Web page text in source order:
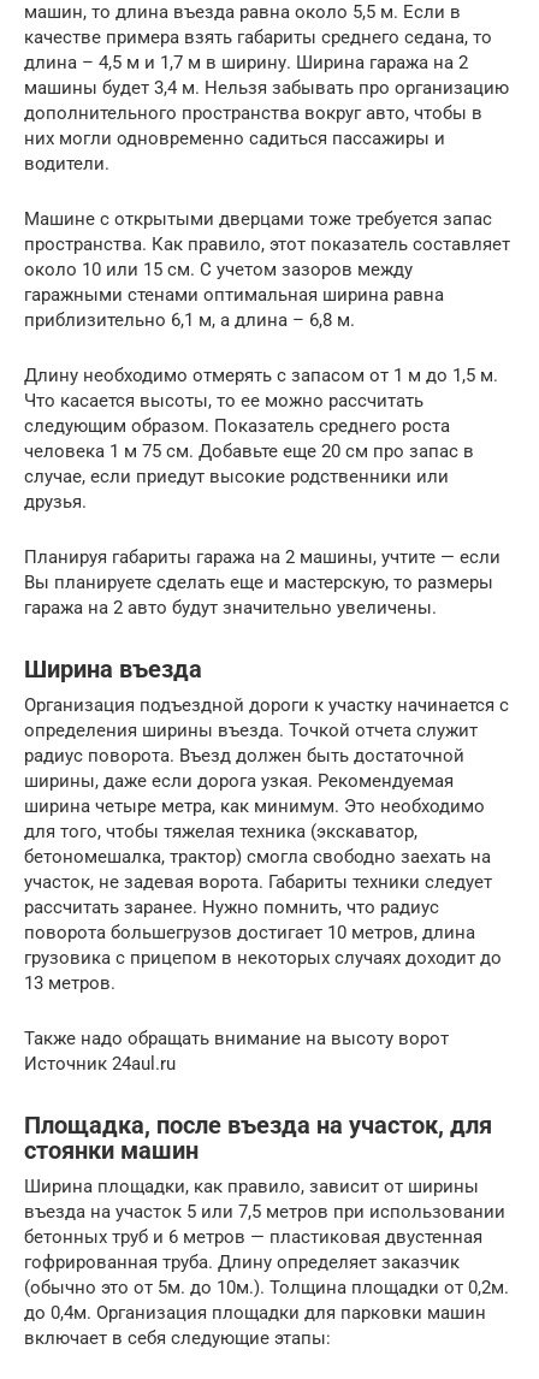
машин, то длина въезда равна около 5,5 м. Если в
качестве примера взять габариты среднего седана, то
длина – 4,5 м и 1,7 м в ширину. Ширина гаража на 2
машины будет 3,4 м. Нельзя забывать про организацию
дополнительного пространства вокруг авто, чтобы в
них могли одновременно садиться пассажиры и
водители.
Машине с открытыми дверцами тоже требуется запас
пространства. Как правило, этот показатель составляет
около 10 или 15 см. С учетом зазоров между
гаражными стенами оптимальная ширина равна
приблизительно 6,1 м, а длина – 6,8 м.
Длину необходимо отмерять с запасом от 1 м до 1,5 м.
Что касается высоты, то ее можно рассчитать
следующим образом. Показатель среднего роста
человека 1 м 75 см. Добавьте еще 20 см про запас в
случае, если приедут высокие родственники или
друзья.
Планируя габариты гаража на 2 машины, учтите — если
Вы планируете сделать еще и мастерскую, то размеры
гаража на 2 авто будут значительно увеличены.
Ширина въезда
Организация подъездной дороги к участку начинается с
определения ширины въезда. Точкой отчета служит
радиус поворота. Въезд должен быть достаточной
ширины, даже если дорога узкая. Рекомендуемая
ширина четыре метра, как минимум. Это необходимо
для того, чтобы тяжелая техника (экскаватор,
бетономешалка, трактор) смогла свободно заехать на
участок, не задевая ворота. Габариты техники следует
рассчитать заранее. Нужно помнить, что радиус
поворота большегрузов достигает 10 метров, длина
грузовика с прицепом в некоторых случаях доходит до
13 метров.
Также надо обращать внимание на высоту ворот
Источник 24aul.ru
Площадка, после въезда на участок, для
стоянки машин
Ширина площадки, как правило, зависит от ширины
въезда на участок 5 или 7,5 метров при использовании
бетонных труб и 6 метров — пластиковая двустенная
гофрированная труба. Длину определяет заказчик
(обычно это от 5м. до 10м.). Толщина площадки от 0,2м.
до 0,4м. Организация площадки для парковки машин
включает в себя следующие этапы: